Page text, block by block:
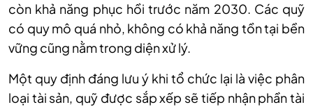
còn khả năng phục hồi trước năm 2030. Các quỹ
có quy mô quá nhỏ, không có khả năng tồn tại bền
vững cũng nằm trong diện xử lý.
Một quy định đáng lưu ý khi tổ chức lại là việc phân
loại tài sản, quỹ được sắp xếp sẽ tiếp nhận phần tài